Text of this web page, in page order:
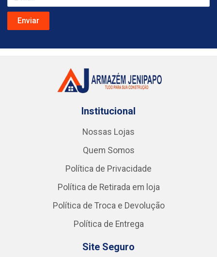
Institucional
Nossas Lojas
Quem Somos
Política de Privacidade
Política de Retirada em loja
Política de Troca e Devolução
Política de Entrega
Site Seguro